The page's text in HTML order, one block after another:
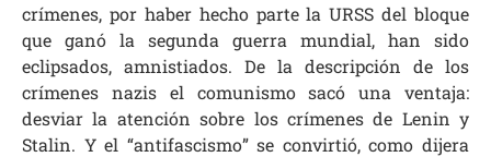
crímenes, por haber hecho parte la URSS del bloque
que ganó la segunda guerra mundial, han sido
eclipsados, amnistiados. De la descripción de los
crímenes nazis el comunismo sacó una ventaja:
desviar la atención sobre los crímenes de Lenin y
Stalin. Y el “antifascismo” se convirtió, como dijera